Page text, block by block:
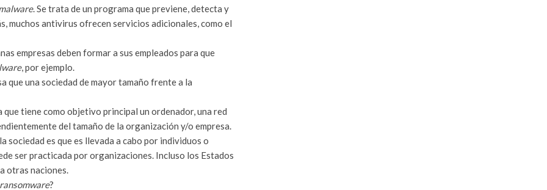
. Se trata de un programa que previene, detecta y
muchos antivirus ofrecen servicios adicionales, como el
empresas deben formar a sus empleados para que
, por ejemplo.
que una sociedad de mayor tamaño frente a la
tiene como objetivo principal un ordenador, una red
del tamaño de la organización y/o empresa.
sociedad es que es llevada a cabo por individuos o
ser practicada por organizaciones. Incluso los Estados
otras naciones.
ransomware?